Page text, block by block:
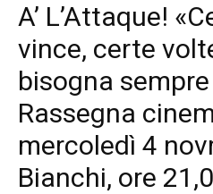
A’ L’Attaque!
vince, certe
bisogna
Rassegna
mercoledì 4
Bianchi, ore